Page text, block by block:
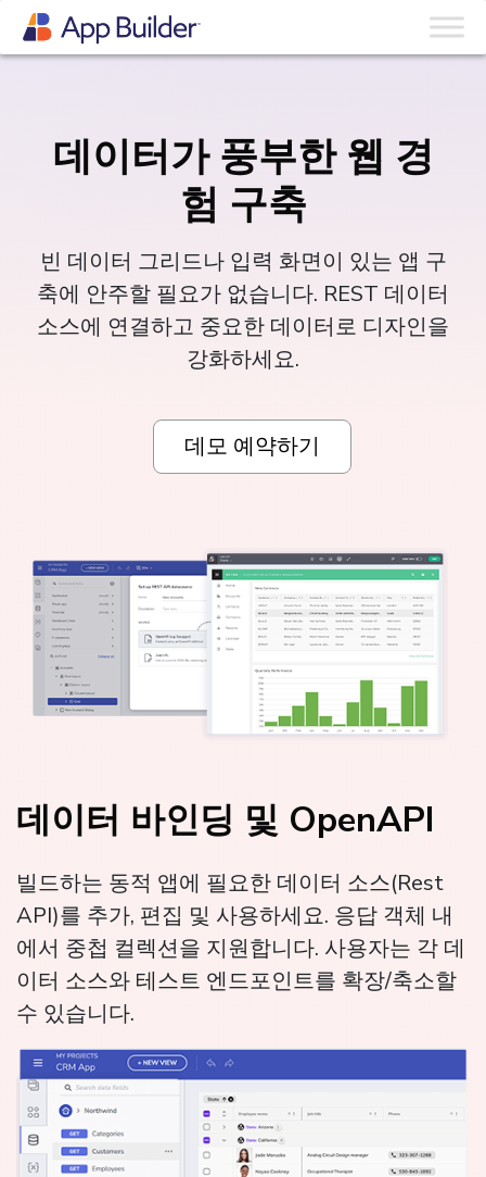
데이터가 풍부한 웹 경
험 구축
빈 데이터 그리드나 입력 화면이 있는 앱 구
축에 안주할 필요가 없습니다. REST 데이터
소스에 연결하고 중요한 데이터로 디자인을
강화하세요.
데모 예약하기
데이터 바인딩 및 OpenAPI
빌드하는 동적 앱에 필요한 데이터 소스(Rest
API)를 추가, 편집 및 사용하세요. 응답 객체 내
에서 중첩 컬렉션을 지원합니다. 사용자는 각 데
이터 소스와 테스트 엔드포인트를 확장/축소할
수 있습니다.